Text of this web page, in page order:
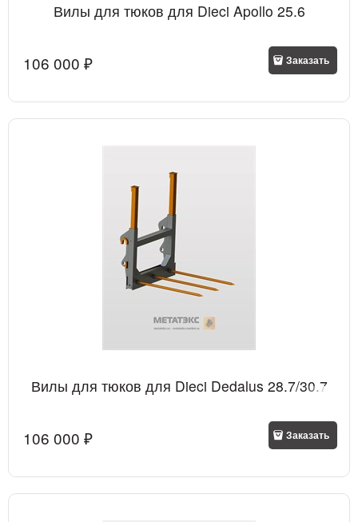
Вилы для тюков для Dieci Apollo 25.6
106 000 ₽ Заказать
Вилы для тюков для Dieci Dedalus 28.7/30.7
106 000 ₽ Заказать